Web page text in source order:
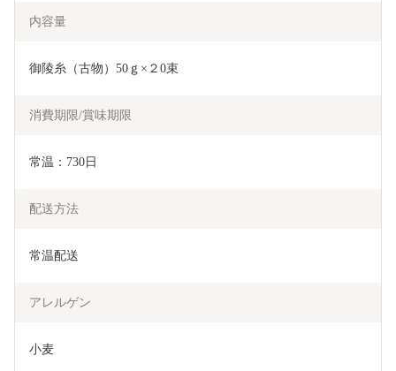
内容量
御陵糸（古物）50ｇ×２0束
消費期限/賞味期限
常温：730日
配送方法
常温配送
アレルゲン
小麦